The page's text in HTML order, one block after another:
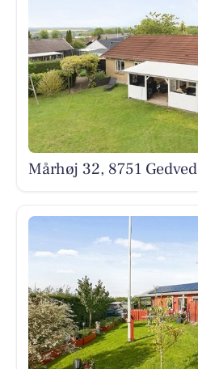
Mårhøj 32, 8751 Gedved